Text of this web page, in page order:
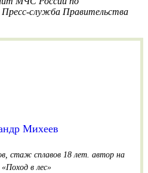
Пресс-служба Правительства
Михеев
стаж сплавов 18 лет. автор на
в лес»